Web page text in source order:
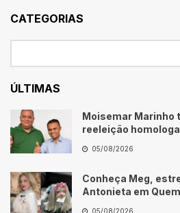
CATEGORIAS
ÚLTIMAS
Moisemar Marinho
reeleição
05/08/2026
Conheça Meg,
Antonieta em
05/08/2026